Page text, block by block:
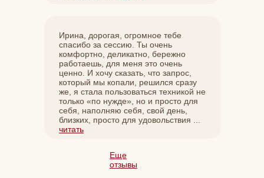
Еще
отзывы
Ирина, дорогая, огромное тебе
спасибо за сессию. Ты очень
комфортно, деликатно, бережно
работаешь, для меня это очень
ценно. И хочу сказать, что запрос,
который мы копали, решился сразу
же, я стала пользоваться техникой не
только «по нужде», но и просто для
себя, наполняю себя, свой день,
близких, просто для удовольствия ...
читать